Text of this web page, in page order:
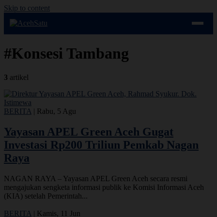
Skip to content
#Konsesi Tambang
3 artikel
BERITA | Rabu, 5 Agu
Yayasan APEL Green Aceh Gugat
Investasi Rp200 Triliun Pemkab Nagan
Raya
NAGAN RAYA – Yayasan APEL Green Aceh secara resmi
mengajukan sengketa informasi publik ke Komisi Informasi Aceh
(KIA) setelah Pemerintah...
BERITA | Kamis, 11 Jun